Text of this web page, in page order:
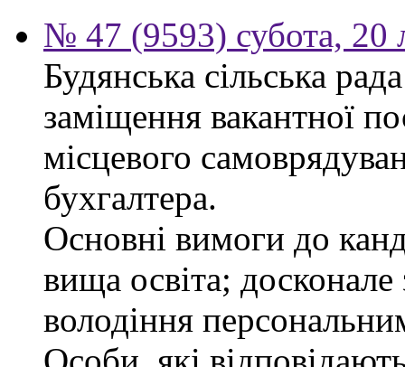
№ 47 (9593) субота, 20
Будянська сільська
заміщення вакантної
місцевого
бухгалтера.
Основні вимоги до
вища освіта;
володіння